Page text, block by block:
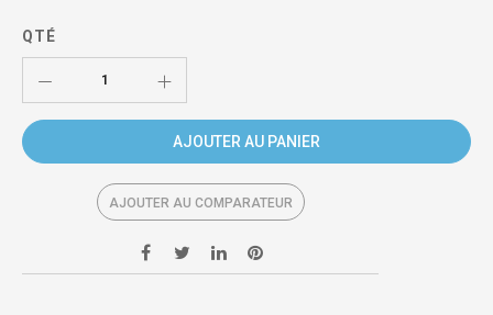
QTÉ
AJOUTER AU PANIER
AJOUTER AU COMPARATEUR